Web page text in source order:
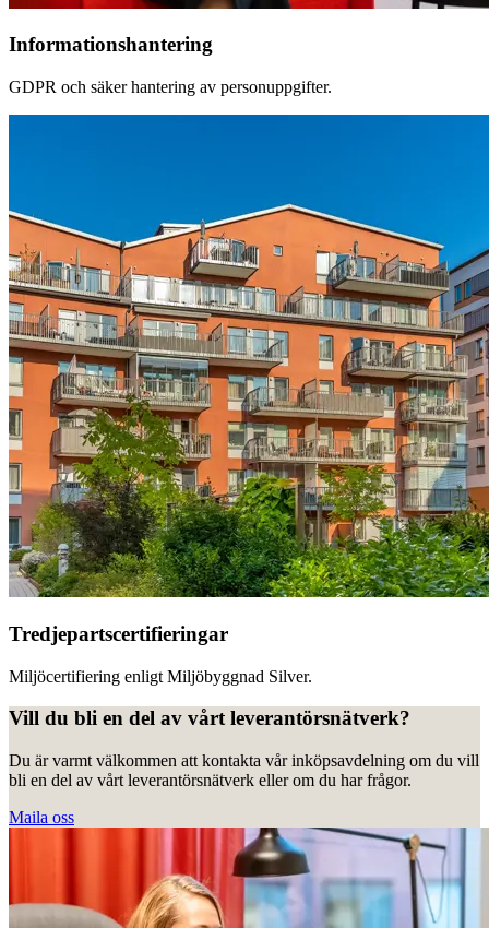
Informationshantering
GDPR och säker hantering av personuppgifter.
Tredjepartscertifieringar
Miljöcertifiering enligt Miljöbyggnad Silver.
Vill du bli en del av vårt leverantörsnätverk?
Du är varmt välkommen att kontakta vår inköpsavdelning om du vill
bli en del av vårt leverantörsnätverk eller om du har frågor.
Maila oss